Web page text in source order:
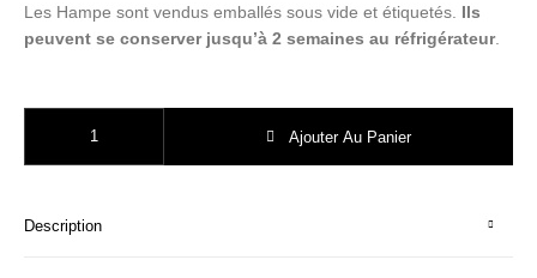
Les Hampe sont vendus emballés sous vide et étiquetés. Ils
peuvent se conserver jusqu’à 2 semaines au réfrigérateur.
Ajouter Au Panier
Description